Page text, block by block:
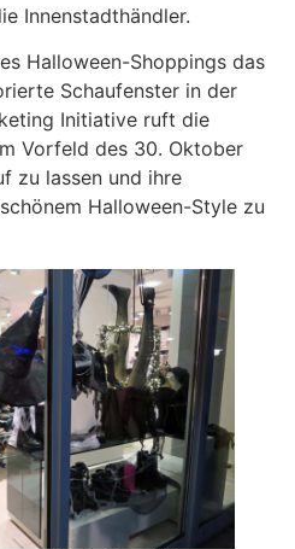
Innenstadthändler.
Halloween-Shoppings das
Schaufenster in der
Initiative ruft die
Vorfeld des 30. Oktober
zu lassen und ihre
Halloween-Style zu